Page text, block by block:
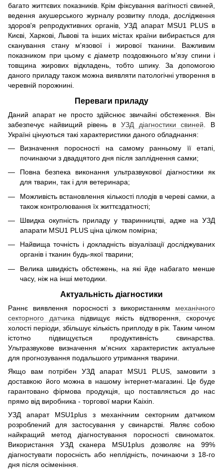
багато життєвих показників. Крім фіксування вагітності свиней,
ведення акушерського журналу розвитку плода, дослідження
здоров'я репродуктивних органів, УЗД апарат MSU1 PLUS в
Києві, Харкові, Львові та інших містах країни вибирається для
сканування стану м'язової і жирової тканини. Важливим
показником при цьому є діаметр поздовжнього м'язу спини і
товщина жирових відкладень, тобто шпику. За допомогою
даного приладу також можна виявляти патологічні утворення в
черевній порожнині.
Переваги приладу
Даний апарат не просто здійснює звичайні обстеження. Він
забезпечує найвищий рівень в УЗД діагностики свиней . В
Україні цінуються такі характеристики даного обладнання:
Визначення поросності на самому ранньому її етапі,
починаючи з двадцятого дня після запліднення самки;
Повна безпека виконання ультразвукової діагностики як
для тварин, так і для ветеринара;
Можливість встановлення кількості плодів в череві самки, а
також контролювання їх життєздатності;
Швидка окупність приладу у тваринництві, адже на УЗД
апарати MSU1 PLUS ціна цілком помірна;
Найвища точність і докладність візуалізації досліджуваних
органів і тканин будь-якої тварини;
Велика швидкість обстежень, на які йде набагато менше
часу, ніж на інші методики.
Актуальність діагностики
Раннє виявлення поросності з використанням механічного
секторного датчика підвищує якість відтворення, скорочує
холості періоди, збільшує кількість приплоду в рік. Таким чином
істотно підвищується продуктивність свинарства.
Ультразвукове визначення м'ясних характеристик актуальне
для прогнозування подальшого утримання тварини.
Якщо вам потрібен УЗД апарат MSU1 PLUS, замовити з
доставкою його можна в нашому інтернет-магазині. Це буде
гарантовано фірмова продукція, що поставляється до нас
прямо від виробника - торгової марки Kaixin.
УЗД апарат MSU1plus з механічним секторним датчиком
розроблений для застосування у свинарстві. Являє собою
найкращий метод діагностування поросності свиноматок.
Використання УЗД сканера MSU1plus дозволяє на 99%
діагностувати поросність або неплідність, починаючи з 18-го
дня після осіменіння.